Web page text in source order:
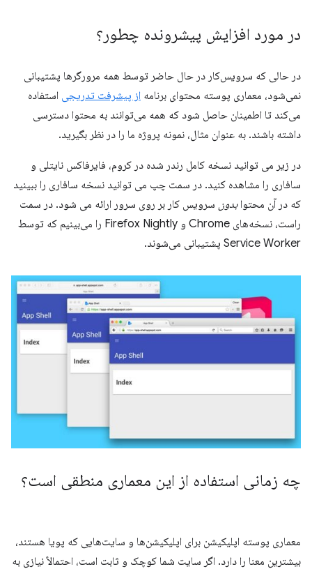
در مورد افزایش پیشرونده چطور؟
در حالی که سرویس‌کار در حال حاضر توسط همه مرورگرها پشتیبانی
نمی‌شود، معماری پوسته محتوای برنامه از پیشرفت تدریجی استفاده
می‌کند تا اطمینان حاصل شود که همه می‌توانند به محتوا دسترسی
داشته باشند. به عنوان مثال، نمونه پروژه ما را در نظر بگیرید.
در زیر می توانید نسخه کامل رندر شده در کروم، فایرفاکس نایتلی و
سافاری را مشاهده کنید. در سمت چپ می توانید نسخه سافاری را ببینید
که در آن محتوابدون سرویس کار بر روی سرور ارائه می شود. در سمت
راست، نسخه‌های Chrome و Firefox Nightly را می‌بینیم که توسط
Service Worker پشتیبانی می‌شوند.
چه زمانی استفاده از این معماری منطقی است؟
معماری پوسته اپلیکیشن برای اپلیکیشن‌ها و سایت‌هایی که پویا هستند،
بیشترین معنا را دارد. اگر سایت شما کوچک و ثابت است، احتمالاً نیازی به